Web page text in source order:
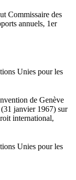
Commissaire des
annuels, 1er
Unies pour les
de Genève
janvier 1967) sur
international,
Unies pour les